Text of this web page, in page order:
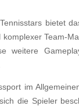
bietet
Team-
weitere
im
die Spieler